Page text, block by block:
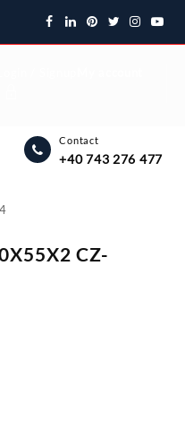
Contact
+40 743 276 477
CZ-